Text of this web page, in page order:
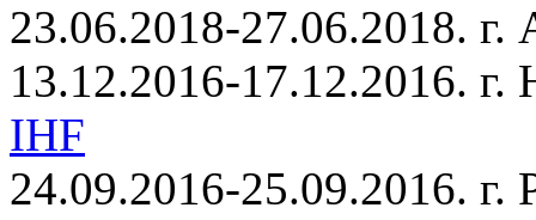
23.06.2018-27.06.2018.
13.12.2016-17.12.2016.
IHF
24.09.2016-25.09.2016. г.